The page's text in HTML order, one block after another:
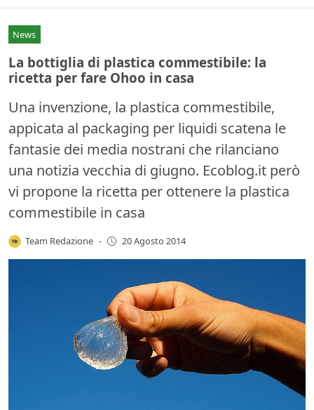
News
La bottiglia di plastica commestibile: la
ricetta per fare Ohoo in casa
Una invenzione, la plastica commestibile,
appicata al packaging per liquidi scatena le
fantasie dei media nostrani che rilanciano
una notizia vecchia di giugno. Ecoblog.it però
vi propone la ricetta per ottenere la plastica
commestibile in casa
Team Redazione - 20 Agosto 2014